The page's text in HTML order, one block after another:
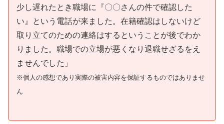
少し遅れたとき職場に『〇〇さんの件で確認した
い』という電話が来ました。在籍確認はしないけど
取り立てのための連絡はするということが後でわか
りました。職場での立場が悪くなり退職せざるをえ
ませんでした」
※個人の感想であり実際の被害内容を保証するものではありませ
ん